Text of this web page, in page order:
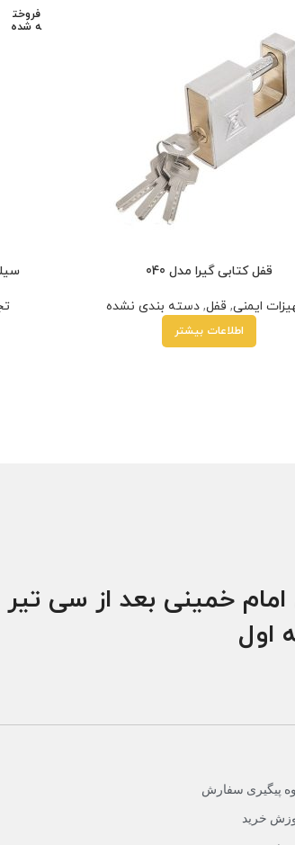
قفل کتابی گیرا مدل 040
ایمنی, قفل,دسته بندی نشده
اطلاعات بیشتر
فروخت
ه شده
هر قسط خرید قسطی با بدون کارمزد
خمینی بعد از سی تیر
اول
پیگیری سفارش
خرید